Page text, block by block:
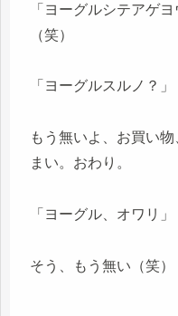
「ヨーグルシテアゲ
（笑）
「ヨーグルスルノ？」
もう無いよ、お買い
まい。おわり。
「ヨーグル、オワリ」
そう、もう無い（笑）